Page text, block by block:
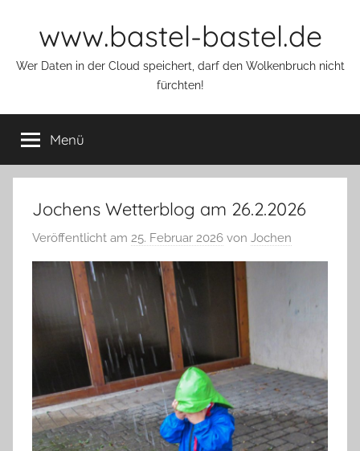
www.bastel-bastel.de
Wer Daten in der Cloud speichert, darf den Wolkenbruch nicht
fürchten!
Menü
Jochens Wetterblog am 26.2.2026
Veröffentlicht am 25. Februar 2026 von Jochen